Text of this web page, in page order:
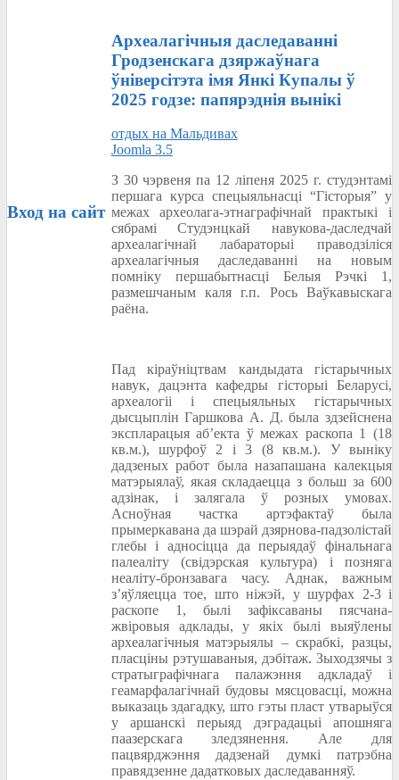
Археалагічныя даследаванні
Гродзенскага дзяржаўнага
ўніверсітэта імя Янкі Купалы ў
2025 годзе: папярэднія вынікі
отдых на Мальдивах
Joomla 3.5
З 30 чэрвеня па 12 ліпеня 2025 г. студэнтамі
першага курса спецыяльнасці “Гісторыя” у
межах археолага-этнаграфічнай практыкі і
сябрамі Студэнцкай навукова-даследчай
археалагічнай лабараторыі праводзіліся
археалагічныя даследаванні на новым
помніку першабытнасці Белыя Рэчкі 1,
размешчаным каля г.п. Рось Ваўкавыскага
раёна.
Пад кіраўніцтвам кандыдата гістарычных
навук, дацэнта кафедры гісторыі Беларусі,
археалогіі і спецыяльных гістарычных
дысцыплін Гаршкова А. Д. была здзейснена
экспларацыя аб’екта ў межах раскопа 1 (18
кв.м.), шурфоў 2 і 3 (8 кв.м.). У выніку
дадзеных работ была назапашана калекцыя
матэрыялаў, якая складаецца з больш за 600
адзінак, і залягала ў розных умовах.
Асноўная частка артэфактаў была
прымеркавана да шэрай дзярнова-падзолістай
глебы і адносіцца да перыядаў фінальнага
палеаліту (свідэрская культура) і позняга
неаліту-бронзавага часу. Аднак, важным
з’яўляецца тое, што ніжэй, у шурфах 2-3 і
раскопе 1, былі зафіксаваны пясчана-
жвіровыя адклады, у якіх былі выяўлены
археалагічныя матэрыялы – скрабкі, разцы,
пласціны рэтушаваныя, дэбітаж. Зыходзячы з
стратыграфічнага палажэння адкладаў і
геамарфалагічнай будовы мясцовасці, можна
выказаць здагадку, што гэты пласт утварыўся
у аршанскі перыяд дэградацыі апошняга
паазерскага зледзянення. Але для
пацвярджэння дадзенай думкі патрэбна
правядзенне дадатковых даследаванняў.
Вход на сайт